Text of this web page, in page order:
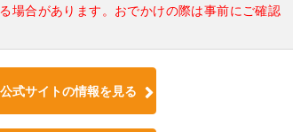
場合があります。おでかけの際は事前にご確認
式サイトの情報を見る